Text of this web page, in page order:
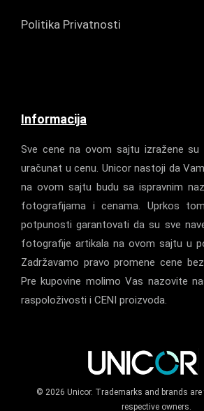
Politika Privatnosti
Informacija
Sve cene na ovom sajtu izražene su
uračunat u cenu. Unicor nastoji da
na ovom sajtu budu sa ispravnim
fotografijama i cenama. Uprkos
potpunosti garantovati da su sve
fotografije artikala na ovom sajtu u
Zadržavamo pravo promene cene
Pre kupovine molimo Vas nazovite
raspoloživosti i CENI proizvoda.
© 2026 Unicor. Trademarks and brands are
respective owners.